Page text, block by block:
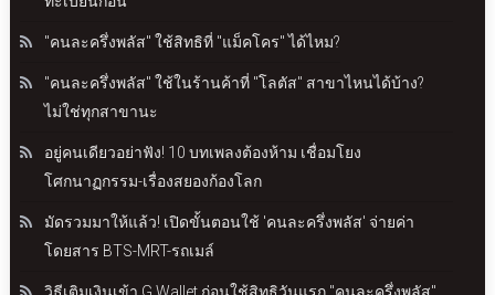
"คนละครึ่งพลัส" ใช้สิทธิที่ "แม็คโคร" ได้ไหม?
"คนละครึ่งพลัส" ใช้ในร้านค้าที่ "โลตัส" สาขาไหนได้บ้าง?
ไม่ใช่ทุกสาขานะ
อยู่คนเดียวอย่าฟัง! 10 บทเพลงต้องห้าม เชื่อมโยง
โศกนาฏกรรม-เรื่องสยองก้องโลก
มัดรวมมาให้แล้ว! เปิดขั้นตอนใช้ 'คนละครึ่งพลัส' จ่ายค่า
โดยสาร BTS-MRT-รถเมล์